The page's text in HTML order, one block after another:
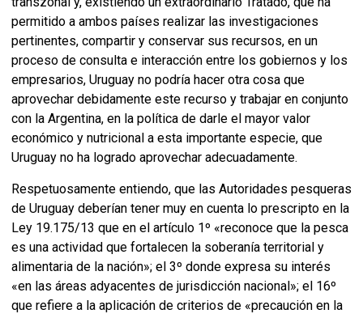
permitido a ambos países realizar las investigaciones
pertinentes, compartir y conservar sus recursos, en un
proceso de consulta e interacción entre los gobiernos y los
empresarios, Uruguay no podría hacer otra cosa que
aprovechar debidamente este recurso y trabajar en conjunto
con la Argentina, en la política de darle el mayor valor
económico y nutricional a esta importante especie, que
Uruguay no ha logrado aprovechar adecuadamente.
Respetuosamente entiendo, que las Autoridades pesqueras
de Uruguay deberían tener muy en cuenta lo prescripto en la
Ley 19.175/13 que en el artículo 1º «reconoce que la pesca
es una actividad que fortalecen la soberanía territorial y
alimentaria de la nación»; el 3º donde expresa su interés
«en las áreas adyacentes de jurisdicción nacional»; el 16º
que refiere a la aplicación de criterios de «precaución en la